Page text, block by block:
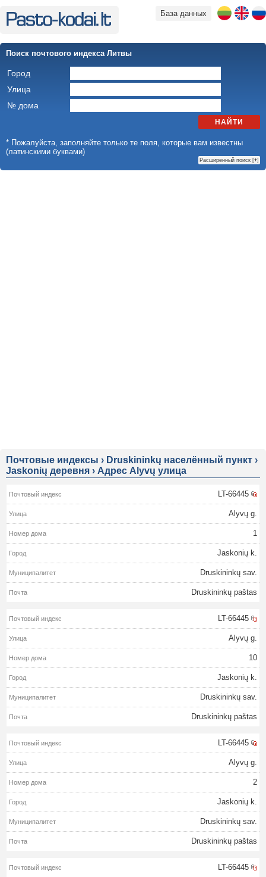
База данных
Поиск почтового индекса Литвы
Город
Улица
№ дома
НАЙТИ
* Пожалуйста, заполняйте только те поля, которые вам известны
(латинскими буквами)
Расширенный поиск [+]
Почтовые индексы › Druskininkų населённый пункт ›
Jaskonių деревня › Адрес Alyvų улица
LT-66445
Alyvų g.
1
Jaskonių k.
Druskininkų sav.
Druskininkų paštas
LT-66445
Alyvų g.
10
Jaskonių k.
Druskininkų sav.
Druskininkų paštas
LT-66445
Alyvų g.
2
Jaskonių k.
Druskininkų sav.
Druskininkų paštas
LT-66445